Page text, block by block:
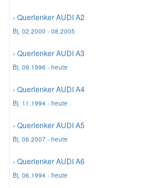
› Querlenker AUDI A2
Bj. 02.2000 - 08.2005
› Querlenker AUDI A3
Bj. 09.1996 - heute
› Querlenker AUDI A4
Bj. 11.1994 - heute
› Querlenker AUDI A5
Bj. 06.2007 - heute
› Querlenker AUDI A6
Bj. 06.1994 - heute
Lancia Ersatzteile
Mazda Ersatzteile
Mercedes Ersatzteile
Mini Ersatzteile
Mitsubishi Ersatzteile